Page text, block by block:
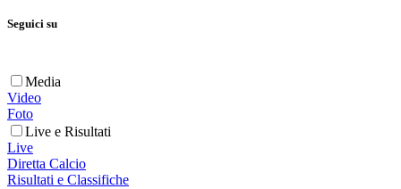
Seguici su
Media
Video
Foto
Live e Risultati
Live
Diretta Calcio
Risultati e Classifiche